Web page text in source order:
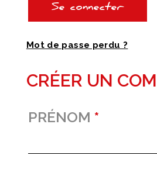
Se connecter
Mot de passe perdu ?
CRÉER UN
PRÉNOM *